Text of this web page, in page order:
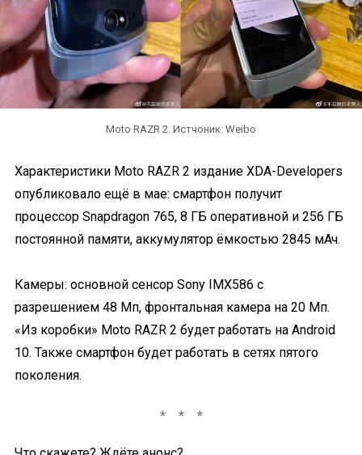
Moto RAZR 2. Истчоник: Weibo
Характеристики Moto RAZR 2 издание XDA-Developers
опубликовало ещё в мае: смартфон получит
процессор Snapdragon 765, 8 ГБ оперативной и 256 ГБ
постоянной памяти, аккумулятор ёмкостью 2845 мАч.
Камеры: основной сенсор Sony IMX586 с
разрешением 48 Мп, фронтальная камера на 20 Мп.
«Из коробки» Moto RAZR 2 будет работать на Android
10. Также смартфон будет работать в сетях пятого
поколения.